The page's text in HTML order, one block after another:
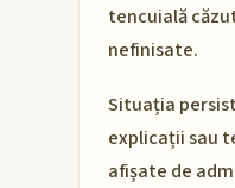
tencuială
nefinisate.
Situația
explicații sau
afișate de